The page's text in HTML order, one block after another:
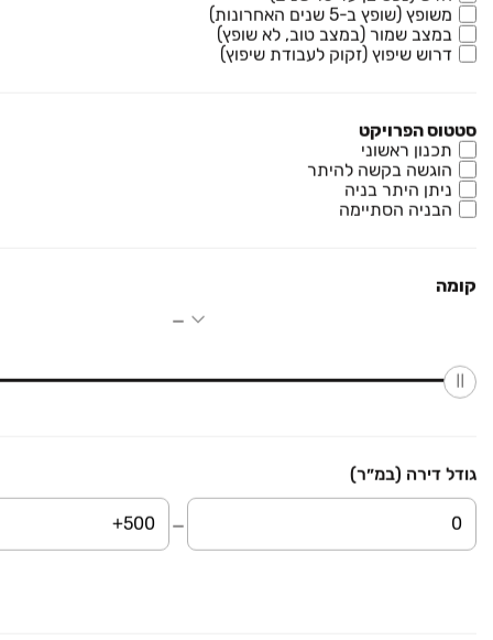
משופץ (שופץ ב-5 שנים האחרונות)
במצב שמור (במצב טוב, לא שופץ)
דרוש שיפוץ (זקוק לעבודת שיפוץ)
סטטוס הפרויקט
תכנון ראשוני
הוגשה בקשה להיתר
ניתן היתר בניה
הבניה הסתיימה
קומה
גודל דירה (במ״ר)
עוזי גיל
₪ 7,000,000
חורשת האקליפטוס
₪ 8,350,000
משק חקלאי/ נחלה
משק חקלאי/ נחלה, בורגתה